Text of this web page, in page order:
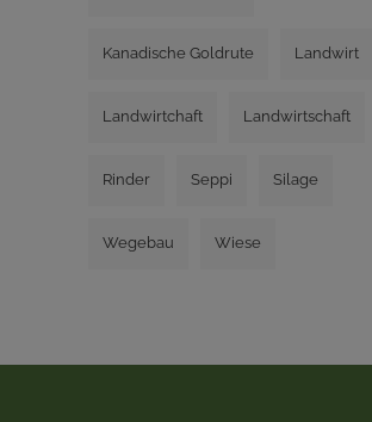
Kanadische Goldrute Landwirt
Landwirtchaft Landwirtschaft
Rinder Seppi Silage
Wegebau Wiese